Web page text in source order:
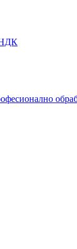
НДК